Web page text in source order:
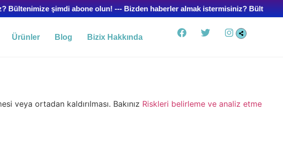
şimdi abone olun! --- Bizden haberler almak istermisiniz?
Ürünler Blog Bizix Hakkında
veya ortadan kaldırılması. Bakınız Riskleri belirleme ve analiz etme